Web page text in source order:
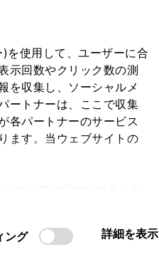
使用して、ユーザーに合
示回数やクリック数の測
を収集し、ソーシャルメ
ートナーは、ここで収集
各パートナーのサービス
ます。当ウェブサイトの
ング 詳細を表示
秋田県